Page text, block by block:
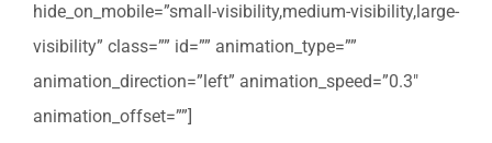
hide_on_mobile=”small-visibility,medium-visibility,large-
visibility” class=”” id=”” animation_type=””
animation_direction=”left” animation_speed=”0.3″
animation_offset=””]